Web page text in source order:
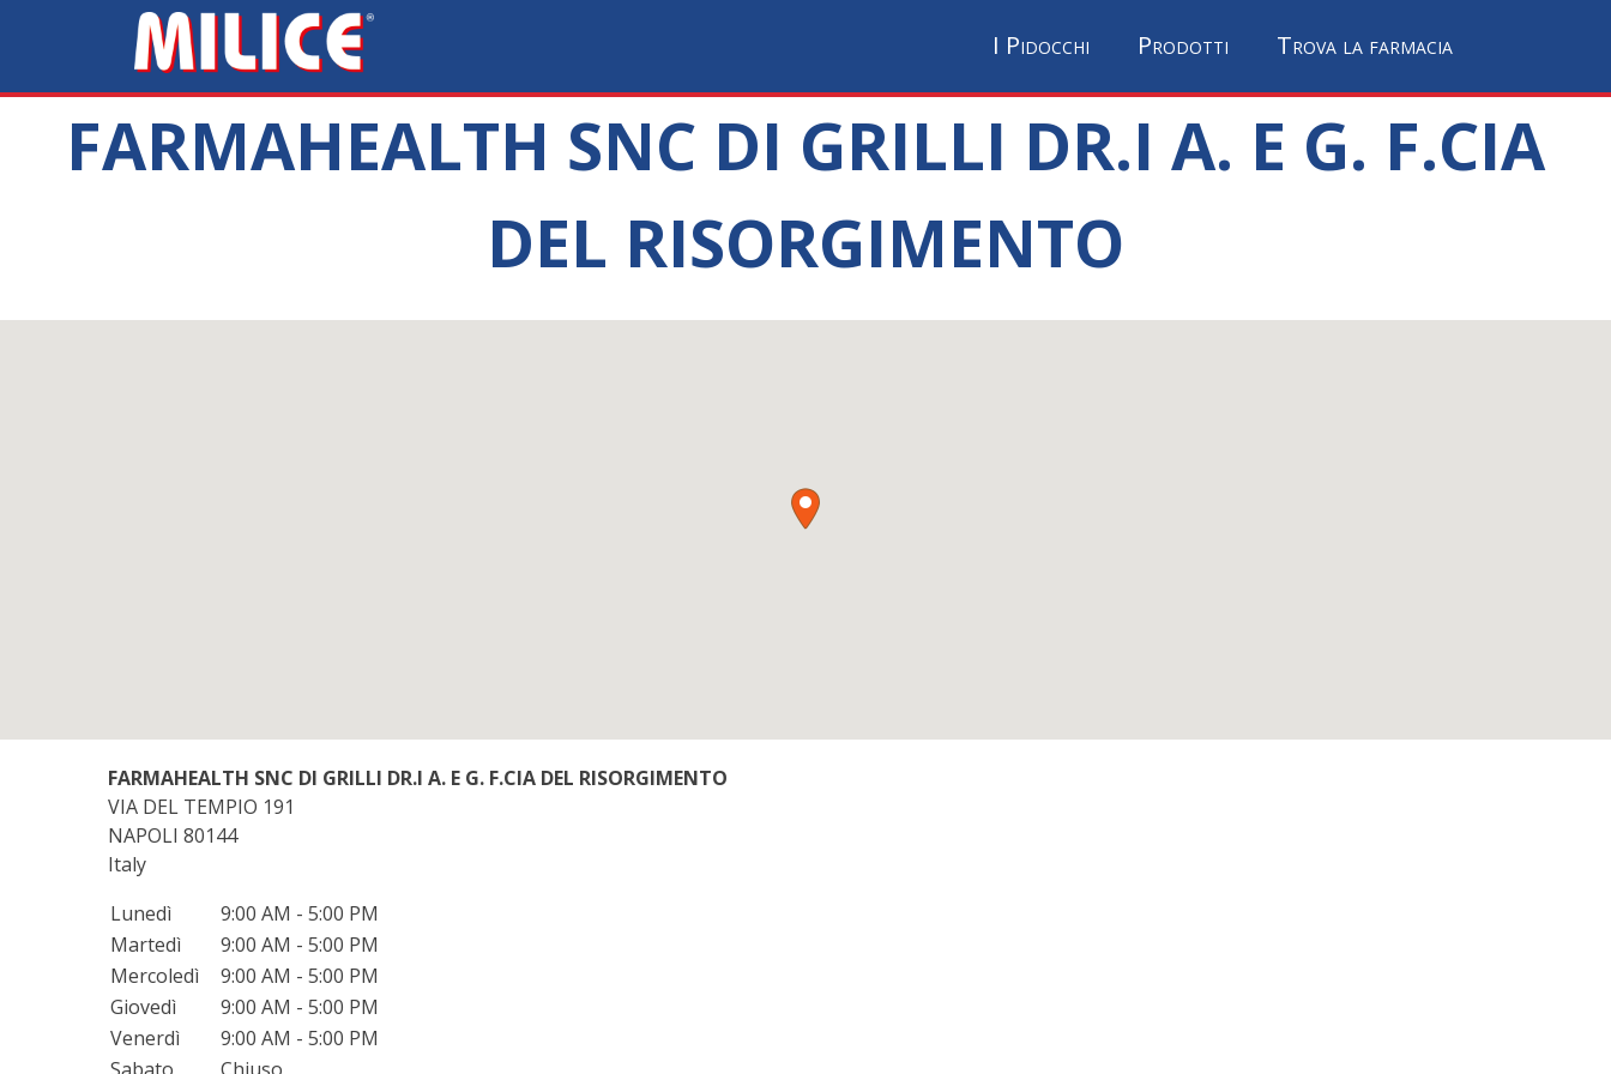
I Pidocchi Prodotti Trova la farmacia
FARMAHEALTH SNC DI GRILLI DR.I A. E G. F.CIA
DEL RISORGIMENTO
FARMAHEALTH SNC DI GRILLI DR.I A. E G. F.CIA DEL RISORGIMENTO
VIA DEL TEMPIO 191
NAPOLI 80144
Italy
Lunedì
9:00 AM - 5:00 PM
Martedì
9:00 AM - 5:00 PM
Mercoledì
9:00 AM - 5:00 PM
Giovedì
9:00 AM - 5:00 PM
Venerdì
9:00 AM - 5:00 PM